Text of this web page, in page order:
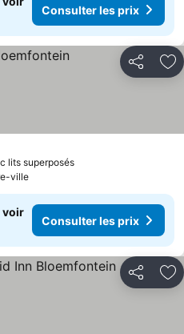
Consulter les prix
Partager
lits superposésConsulter les prix
les prix
ville
voir
Consulter les prix
Partager